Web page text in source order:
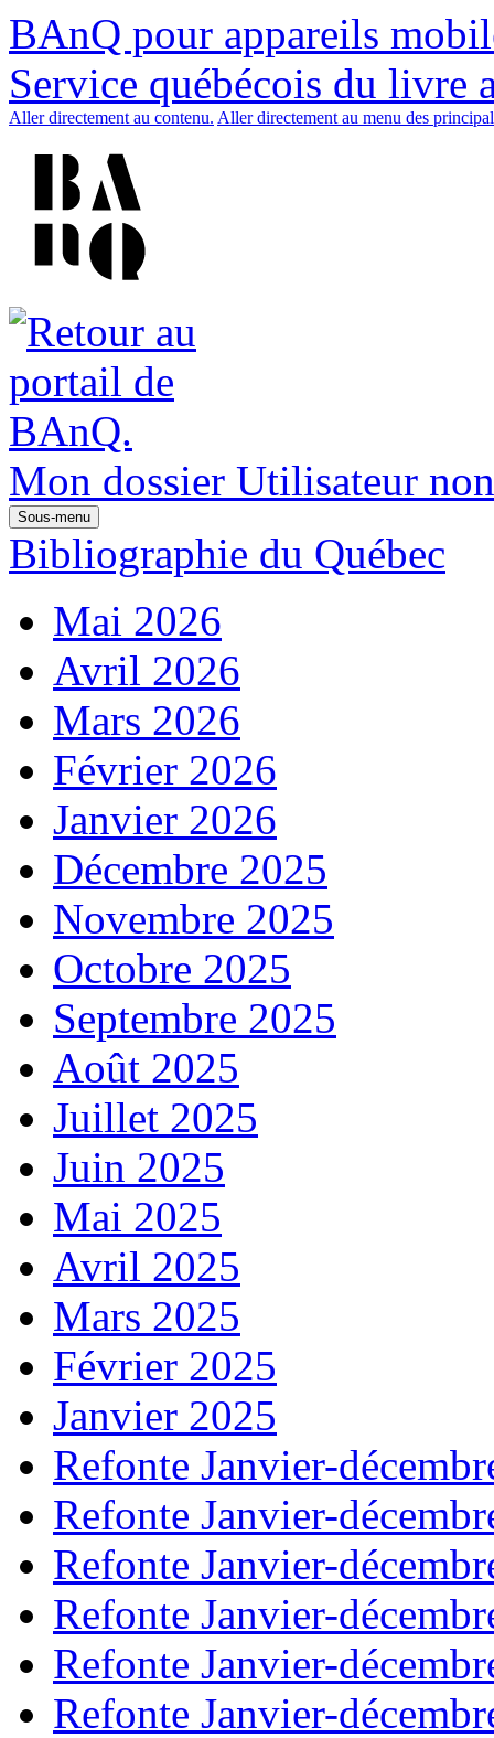
BAnQ pour appareils
Service québécois du livre
Aller directement au contenu. Aller directement au menu des
Mon dossier Utilisateur
Sous-menu
Bibliographie du Québec
Mai 2026
Avril 2026
Mars 2026
Février 2026
Janvier 2026
Décembre 2025
Novembre 2025
Octobre 2025
Septembre 2025
Août 2025
Juillet 2025
Juin 2025
Mai 2025
Avril 2025
Mars 2025
Février 2025
Janvier 2025
Refonte Janvier-
Refonte Janvier-
Refonte Janvier-
Refonte Janvier-
Refonte Janvier-
Refonte Janvier-